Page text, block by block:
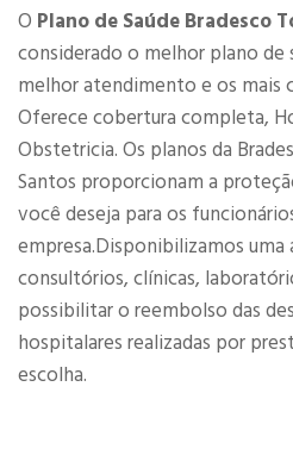
O Plano de Saúde Bradesco
considerado o melhor plano de
melhor atendimento e os mais
Oferece cobertura completa,
Obstetricia. Os planos da
Santos proporcionam a
você deseja para os
empresa.Disponibilizamos uma
consultórios, clínicas,
possibilitar o reembolso das
hospitalares realizadas por
escolha.